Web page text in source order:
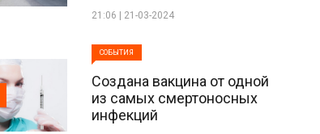
21:06 | 21-03-2024
СОБЫТИЯ
Создана вакцина от одной
из самых смертоносных
инфекций